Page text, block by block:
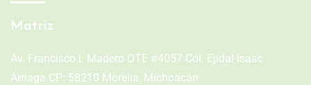
Matriz
Av. Francisco I. Madero OTE #4057 Col. Ejidal Isaac
Arriaga CP: 58210 Morelia, Michoacán